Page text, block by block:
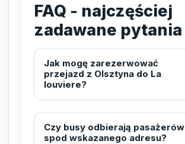
FAQ - najczęściej
zadawane pytania
Jak mogę zarezerwować
przejazd z Olsztyna do La
louviere?
Czy busy odbierają pasażerów
spod wskazanego adresu?